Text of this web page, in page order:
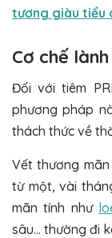
tương giàu tiểu
Cơ chế
Đối với tiêm
phương pháp
thách thức về
Vết thương
từ một, vài
mãn tính như
sâu… thường đi